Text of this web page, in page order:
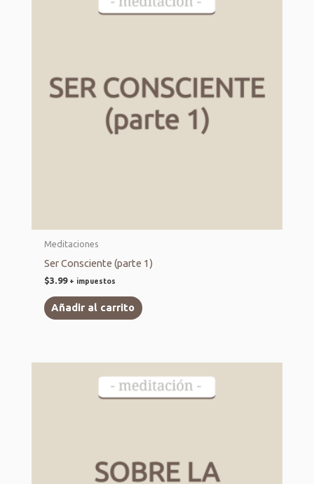
Meditaciones
Ser Consciente (parte 1)
$3.99 + impuestos
Añadir al carrito